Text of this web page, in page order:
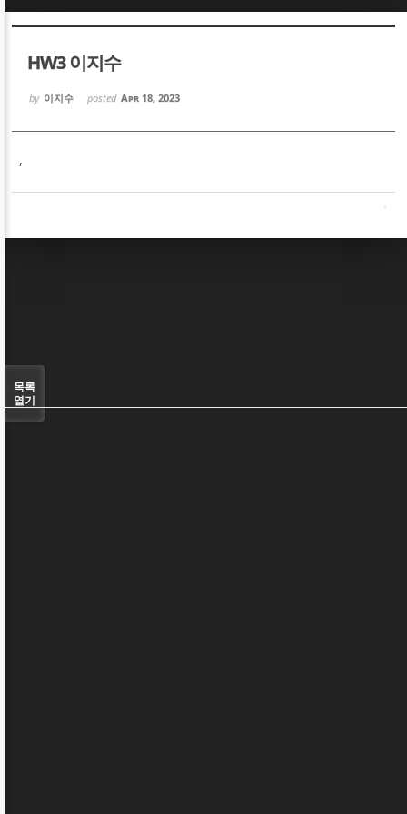
HW3 이지수
by 이지수 posted Apr 18, 2023
,
목록
열기
Sketchbook5, 스케치북5
Sketchbook5, 스케치북5
Sketchbook5, 스케치북5
Sketchbook5, 스케치북5